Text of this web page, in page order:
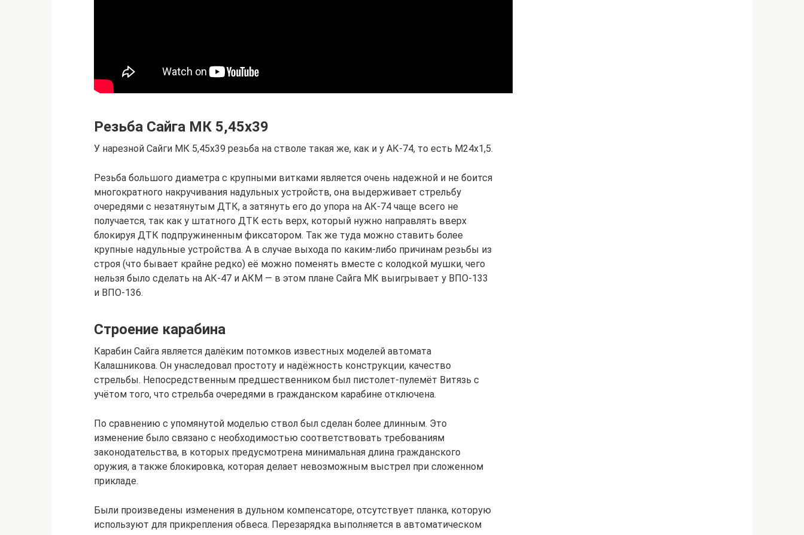
Резьба Сайга МК 5,45х39
У нарезной Сайги МК 5,45х39 резьба на стволе такая же, как и у АК-74, то есть М24х1,5.
Резьба большого диаметра с крупными витками является очень надежной и не боится
многократного накручивания надульных устройств, она выдерживает стрельбу
очередями с незатянутым ДТК, а затянуть его до упора на АК-74 чаще всего не
получается, так как у штатного ДТК есть верх, который нужно направлять вверх
блокируя ДТК подпружиненным фиксатором. Так же туда можно ставить более
крупные надульные устройства. А в случае выхода по каким-либо причинам резьбы из
строя (что бывает крайне редко) её можно поменять вместе с колодкой мушки, чего
нельзя было сделать на АК-47 и АКМ — в этом плане Сайга МК выигрывает у ВПО-133
и ВПО-136.
Строение карабина
Карабин Сайга является далёким потомков известных моделей автомата
Калашникова. Он унаследовал простоту и надёжность конструкции, качество
стрельбы. Непосредственным предшественником был пистолет-пулемёт Витязь с
учётом того, что стрельба очередями в гражданском карабине отключена.
По сравнению с упомянутой моделью ствол был сделан более длинным. Это
изменение было связано с необходимостью соответствовать требованиям
законодательства, в которых предусмотрена минимальная длина гражданского
оружия, а также блокировка, которая делает невозможным выстрел при сложенном
прикладе.
Были произведены изменения в дульном компенсаторе, отсутствует планка, которую
используют для прикрепления обвеса. Перезарядка выполняется в автоматическом